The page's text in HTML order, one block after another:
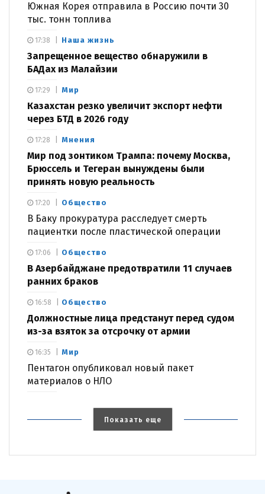
Южная Корея отправила в Россию почти 30
тыс. тонн топлива
Наша жизнь
Запрещенное вещество обнаружили в
БАДах из Малайзии
17:38
Мир
Казахстан резко увеличит экспорт нефти
через БТД в 2026 году
17:29
Мнения
Мир под зонтиком Трампа: почему Москва,
Брюссель и Тегеран вынуждены были
принять новую реальность
17:28
Общество
В Баку прокуратура расследует смерть
пациентки после пластической операции
17:20
Общество
В Азербайджане предотвратили 11 случаев
ранних браков
17:06
Общество
Должностные лица предстанут перед судом
из-за взяток за отсрочку от армии
16:58
Мир
Пентагон опубликовал новый пакет
материалов о НЛО
16:35
Показать еще